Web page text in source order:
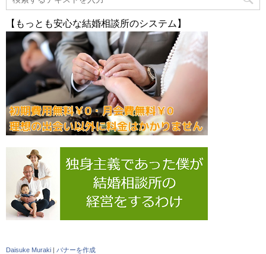
【もっとも安心な結婚相談所のシステム】
Daisuke Muraki | バナーを作成